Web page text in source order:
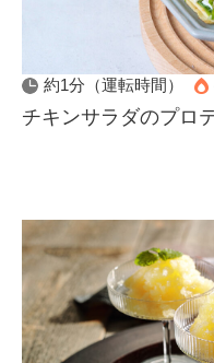
約1分（運転時間）
チキンサラダのプロ